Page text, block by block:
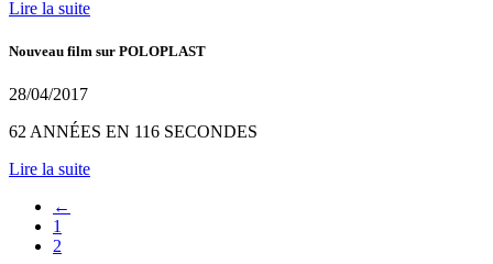
Lire la suite
Nouveau film sur POLOPLAST
28/04/2017
62 ANNÉES EN 116 SECONDES
Lire la suite
←
1
2